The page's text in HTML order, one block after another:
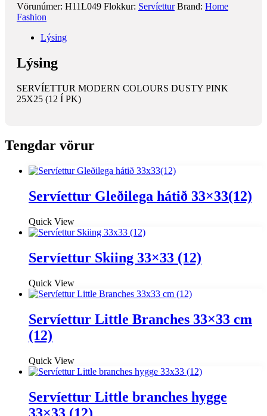
Vörunúmer: H11L049 Flokkur: Servíettur Brand: Home
Fashion
Lýsing
Lýsing
SERVÍETTUR MODERN COLOURS DUSTY PINK
25X25 (12 Í PK)
Tengdar vörur
Servíettur Gleðilega hátið 33×33(12)
Quick View
Servíettur Skiing 33×33 (12)
Quick View
Servíettur Little Branches 33×33 cm
(12)
Quick View
Servíettur Little branches hygge
33×33 (12)